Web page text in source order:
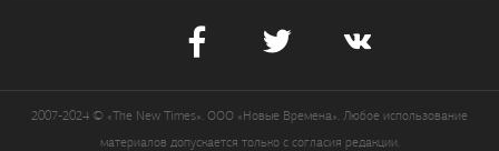
2007-2024 © «The New Times». ООО «Новые Времена». Любое использование
материалов допускается только с согласия редакции.